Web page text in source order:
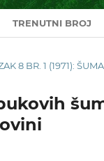
TRENUTNI BROJ
8 BR. 1 (1971):